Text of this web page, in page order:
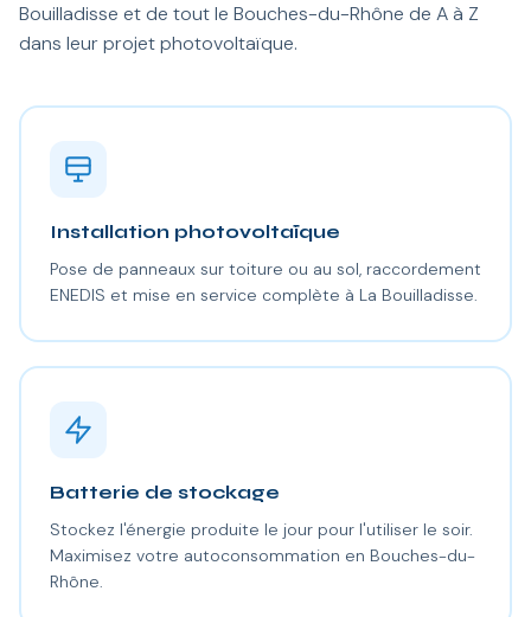
Bouilladisse et de tout le Bouches-du-Rhône de A à Z
dans leur projet photovoltaïque.
Installation photovoltaïque
Pose de panneaux sur toiture ou au sol, raccordement
ENEDIS et mise en service complète à La Bouilladisse.
Batterie de stockage
Stockez l'énergie produite le jour pour l'utiliser le soir.
Maximisez votre autoconsommation en Bouches-du-
Rhône.